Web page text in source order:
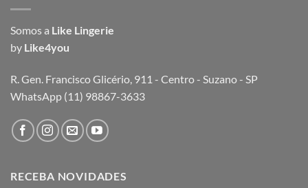
Somos a Like Lingerie
by Like4you
R. Gen. Francisco Glicério, 911 - Centro - Suzano - SP
WhatsApp (11) 98867-3633
RECEBA NOVIDADES